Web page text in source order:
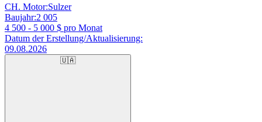
CH. Motor:Sulzer
Baujahr:2 005
4 500 - 5 000 $ pro Monat
Datum der Erstellung/Aktualisierung:
09.08.2026
🇺🇦